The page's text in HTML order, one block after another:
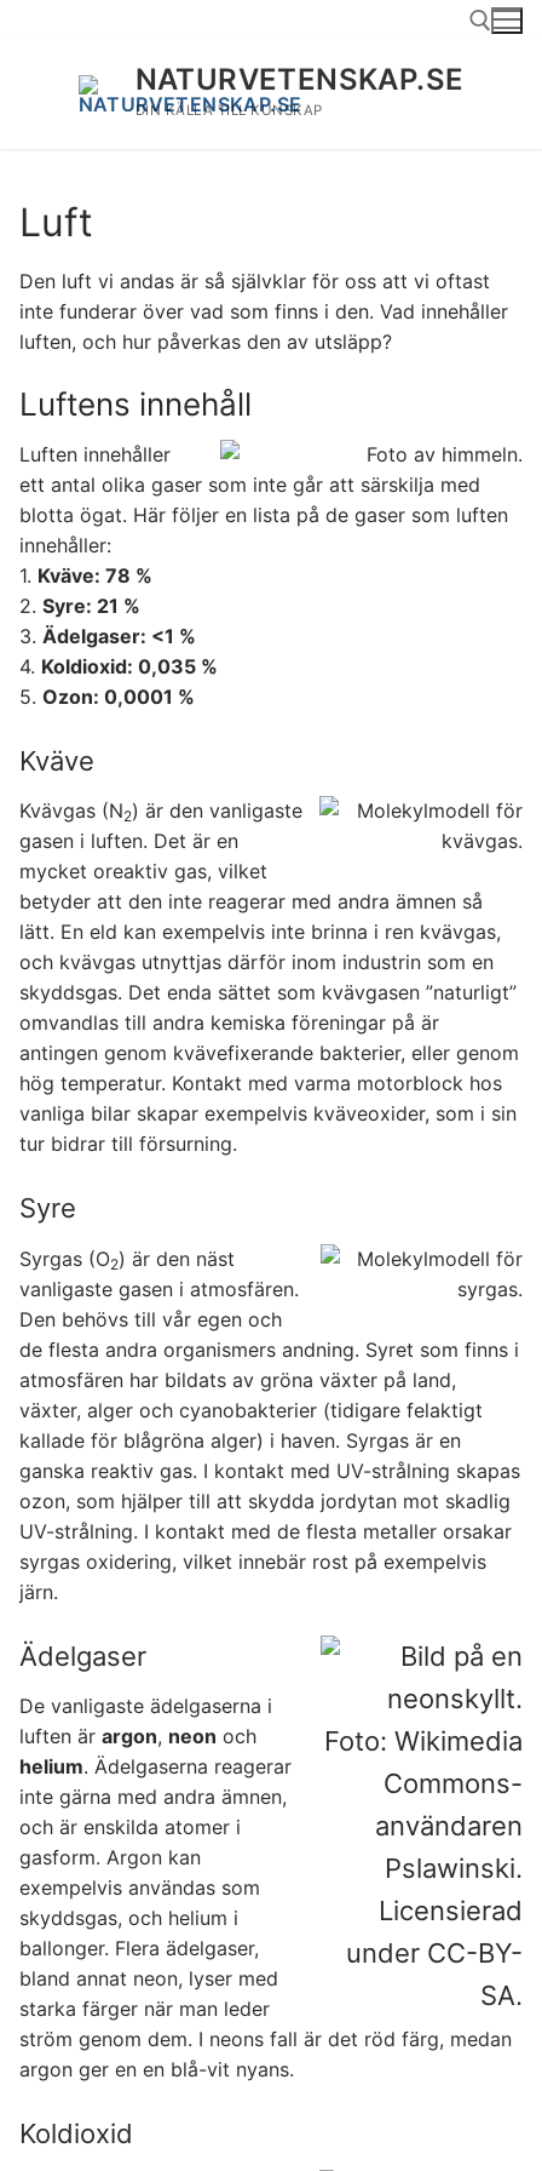
Sök:
NATURVETENSKAP.SE
DIN KÄLLA TILL KUNSKAP
Luft
Den luft vi andas är så självklar för oss att vi oftast
inte funderar över vad som finns i den. Vad innehåller
luften, och hur påverkas den av utsläpp?
Luftens innehåll
Luften innehåller
ett antal olika gaser som inte går att särskilja med
blotta ögat. Här följer en lista på de gaser som luften
innehåller:
1. Kväve: 78 %
2. Syre: 21 %
3. Ädelgaser: <1 %
4. Koldioxid: 0,035 %
5. Ozon: 0,0001 %
Kväve
Kvävgas (N2) är den vanligaste
gasen i luften. Det är en
mycket oreaktiv gas, vilket
betyder att den inte reagerar med andra ämnen så
lätt. En eld kan exempelvis inte brinna i ren kvävgas,
och kvävgas utnyttjas därför inom industrin som en
skyddsgas. Det enda sättet som kvävgasen ”naturligt”
omvandlas till andra kemiska föreningar på är
antingen genom kvävefixerande bakterier, eller genom
hög temperatur. Kontakt med varma motorblock hos
vanliga bilar skapar exempelvis kväveoxider, som i sin
tur bidrar till försurning.
Syre
Syrgas (O2) är den näst
vanligaste gasen i atmosfären.
Den behövs till vår egen och
de flesta andra organismers andning. Syret som finns i
atmosfären har bildats av gröna växter på land,
växter, alger och cyanobakterier (tidigare felaktigt
kallade för blågröna alger) i haven. Syrgas är en
ganska reaktiv gas. I kontakt med UV-strålning skapas
ozon, som hjälper till att skydda jordytan mot skadlig
UV-strålning. I kontakt med de flesta metaller orsakar
syrgas oxidering, vilket innebär rost på exempelvis
järn.
Ädelgaser
De vanligaste ädelgaserna i
luften är argon, neon och
helium. Ädelgaserna reagerar
inte gärna med andra ämnen,
och är enskilda atomer i
gasform. Argon kan
exempelvis användas som
skyddsgas, och helium i
ballonger. Flera ädelgaser,
bland annat neon, lyser med
starka färger när man leder
ström genom dem. I neons fall är det röd färg, medan
argon ger en en blå-vit nyans.
Koldioxid